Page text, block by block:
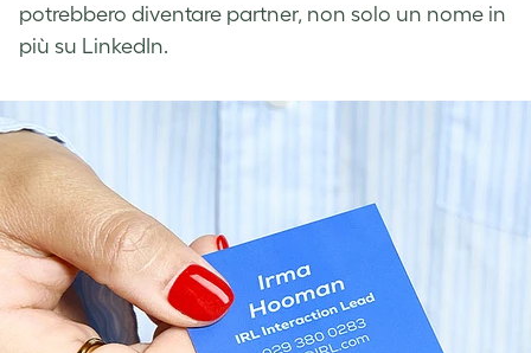
potrebbero diventare partner, non solo un nome in
più su LinkedIn.